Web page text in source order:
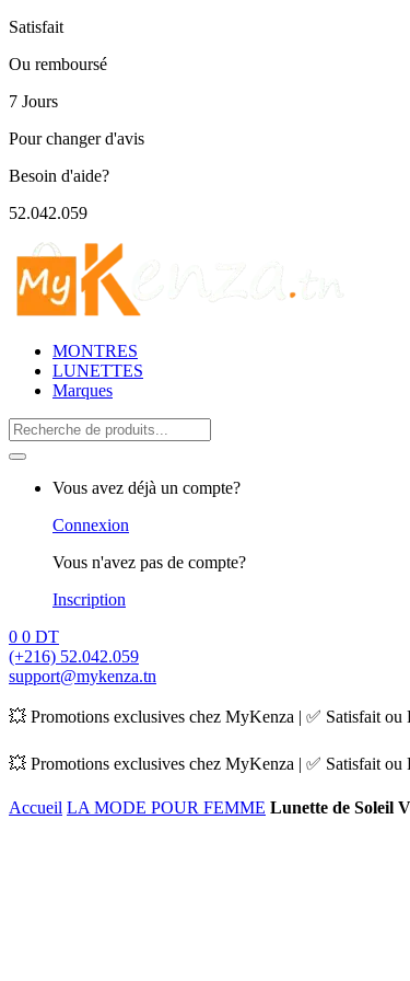
Satisfait
Ou remboursé
7 Jours
Pour changer d'avis
Besoin d'aide?
52.042.059
MONTRES
LUNETTES
Marques
Search
for:
Vous avez déjà un compte?
Connexion
Vous n'avez pas de compte?
Inscription
0 0 DT
(+216) 52.042.059
support@mykenza.tn
💥 Promotions exclusives chez MyKenza | ✅ Satisfait
💥 Promotions exclusives chez MyKenza | ✅ Satisfait
Accueil LA MODE POUR FEMME Lunette de Soleil